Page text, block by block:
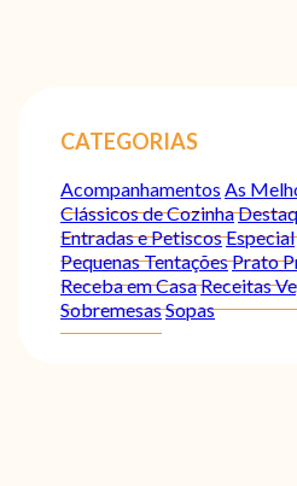
CATEGORIAS
Acompanhamentos As
Clássicos de Cozinha
Entradas e PetiscosEspecial
Pequenas TentaçõesPrato
Receba em CasaReceitas
SobremesasSopas